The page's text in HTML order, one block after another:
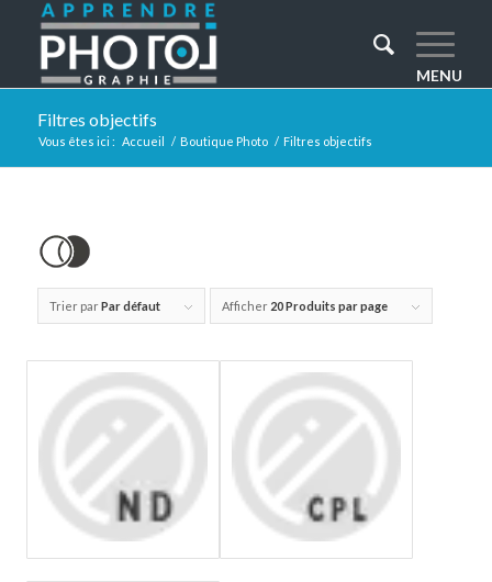
Filtres objectifs
Vous êtes ici : Accueil / Boutique Photo / Filtres objectifs
Trier parPar défaut Afficher 20 Produits par page